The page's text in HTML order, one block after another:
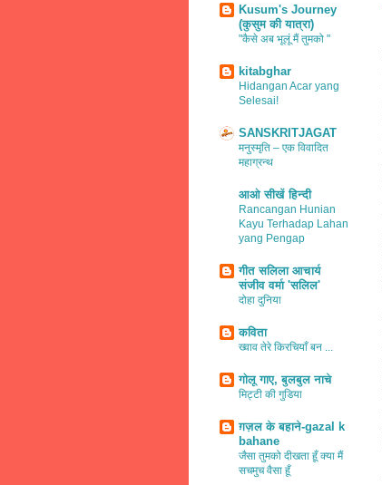
Kusum's Journey
(कुसुम की यात्रा)
"कैसे अब भूलूं मैं तुमको "
kitabghar
Hidangan Acar yang
Selesai!
SANSKRITJAGAT
मनुस्मृति – एक विवादित
महाग्रन्थ
आओ सीखें हिन्दी
Rancangan Hunian
Kayu Terhadap Lahan
yang Pengap
गीत सलिला आचार्य
संजीव वर्मा 'सलिल'
दोहा दुनिया
कविता
ख्वाव तेरे किरचियाँ बन ...
गोलू गाए, बुलबुल नाचे
मिट्टी की गुडिया
ग़ज़ल के बहाने-gazal k
bahane
जैसा तुमको दीखता हूँ क्या मैं
सचमुच वैसा हूँ